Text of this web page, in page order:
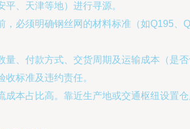
、天津等地）进行寻源。
，必须明确钢丝网的材料标准（如Q195
量、付款方式、交货周期及运输成本（是
标准及违约责任。
成本占比高。靠近生产地或交通枢纽设置